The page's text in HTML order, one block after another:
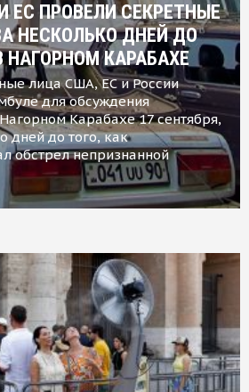
ЕС ПРОВЕЛИ СЕКРЕТНЫЕ
НЕСКОЛЬКО ДНЕЙ ДО
НАГОРНОМ КАРАБАХЕ
лица США, ЕС и России
для обсуждения
Карабахе 17 сентября,
дней до того, как
обстрел непризнанной